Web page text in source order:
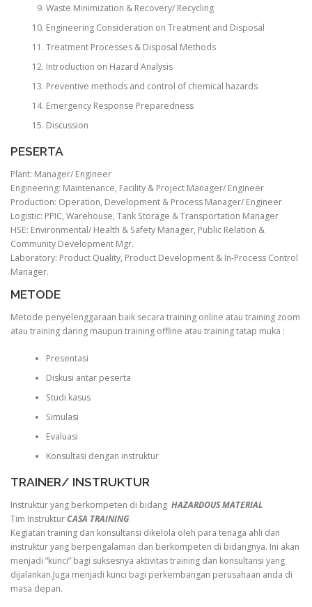
Waste Minimization & Recovery/ Recycling
Engineering Consideration on Treatment and Disposal
Treatment Processes & Disposal Methods
Introduction on Hazard Analysis
Preventive methods and control of chemical hazards
Emergency Response Preparedness
Discussion
PESERTA
Plant: Manager/ Engineer
Engineering: Maintenance, Facility & Project Manager/ Engineer
Production: Operation, Development & Process Manager/ Engineer
Logistic: PPIC, Warehouse, Tank Storage & Transportation Manager
HSE: Environmental/ Health & Safety Manager, Public Relation &
Community Development Mgr.
Laboratory: Product Quality, Product Development & In-Process Control
Manager.
METODE
Metode penyelenggaraan baik secara training online atau training zoom
atau training daring maupun training offline atau training tatap muka :
Presentasi
Diskusi antar peserta
Studi kasus
Simulasi
Evaluasi
Konsultasi dengan instruktur
TRAINER/ INSTRUKTUR
Instruktur yang berkompeten di bidang HAZARDOUS MATERIAL
Tim InstrukturCASA TRAINING
Kegiatan training dan konsultansi dikelola oleh para tenaga ahli dan
instruktur yang berpengalaman dan berkompeten di bidangnya. Ini akan
menjadi “kunci” bagi suksesnya aktivitas training dan konsultansi yang
dijalankan.Juga menjadi kunci bagi perkembangan perusahaan anda di
masa depan.